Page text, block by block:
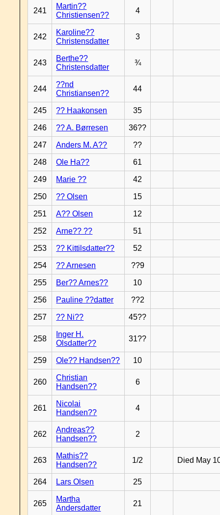
241
Martin??
Christiensen??
4
242
Karoline??
Christensdatter
3
243
Berthe??
Christensdatter
¾
244
??nd
Christiansen??
44
245 ?? Haakonsen 35
246 ?? A. Børresen 36??
247 Anders M. A?? ??
248 Ole Ha?? 61
249 Marie ?? 42
250 ?? Olsen 15
251 A?? Olsen 12
252 Arne?? ?? 51
253 ?? Kittilsdatter?? 52
254 ?? Arnesen ??9
255 Ber?? Arnes?? 10
256 Pauline ??datter ??2
257 ?? Ni?? 45??
258
Inger H.
Olsdatter??
31??
259 Ole?? Handsen?? 10
260
Christian
Handsen??
6
261
Nicolai
Handsen??
4
262
Andreas??
Handsen??
2
263
Mathis??
Handsen??
1/2 Died May
264 Lars Olsen 25
265
Martha
Andersdatter
21